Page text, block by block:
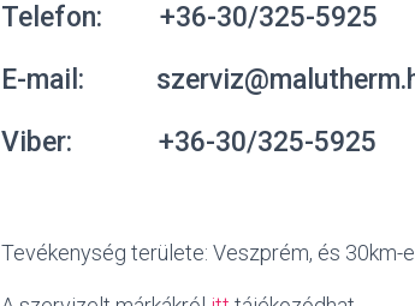
Telefon: +36-30/325-5925
E-mail:
Viber: +36-30/325-5925
Tevékenység területe: Veszprém, és 30km-